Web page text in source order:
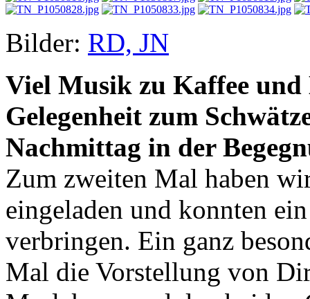
Bilder: RD, JN
Viel Musik zu Kaffee und
Gelegenheit zum
Nachmittag in der
Zum zweiten Mal haben
eingeladen und konnten
verbringen. Ein ganz
Mal die Vorstellung von